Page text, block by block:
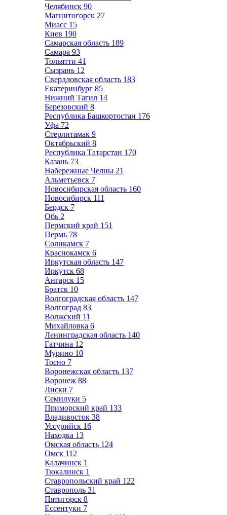
Челябинск 90
Магнитогорск 27
Миасс 15
Киев 190
Самарская область 189
Самара 93
Тольятти 41
Сызрань 12
Свердловская область 183
Екатеринбург 85
Нижний Тагил 14
Березовский 8
Республика Башкортостан 176
Уфа 72
Стерлитамак 9
Октябрьский 8
Республика Татарстан 170
Казань 73
Набережные Челны 21
Альметьевск 7
Новосибирская область 160
Новосибирск 111
Бердск 7
Обь 2
Пермский край 151
Пермь 78
Соликамск 7
Краснокамск 6
Иркутская область 147
Иркутск 68
Ангарск 15
Братск 10
Волгоградская область 147
Волгоград 83
Волжский 11
Михайловка 6
Ленинградская область 140
Гатчина 12
Мурино 10
Тосно 7
Воронежская область 137
Воронеж 88
Лиски 7
Семилуки 5
Приморский край 133
Владивосток 38
Уссурийск 16
Находка 13
Омская область 124
Омск 112
Калачинск 1
Тюкалинск 1
Ставропольский край 122
Ставрополь 31
Пятигорск 8
Ессентуки 7